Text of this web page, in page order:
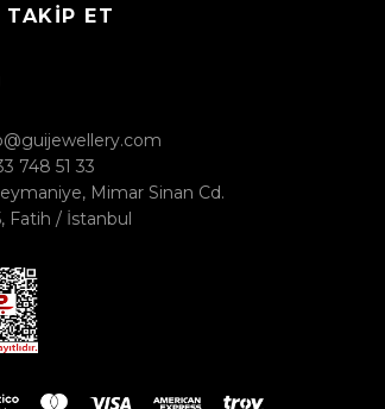
ET
748 51 33
Mimar Sinan Cd.
Fatih / İstanbul